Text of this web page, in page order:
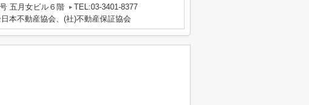
五月女ビル６階
TEL:03-3401-8377
本不動産協会、(社)不動産保証協会